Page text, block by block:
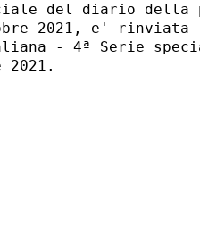
del diario
2021, e'
- 4ª Serie
2021.